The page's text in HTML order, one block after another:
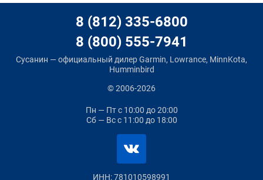
8 (812) 335-6800
8 (800) 555-7941
Сусанин — официальный дилер Garmin, Lowrance, MinnKota,
Humminbird
© 2006-2026
Пн — Птс 10:00 до 20:00
Сб — Всс 11:00 до 18:00
ИНН: 781010598991